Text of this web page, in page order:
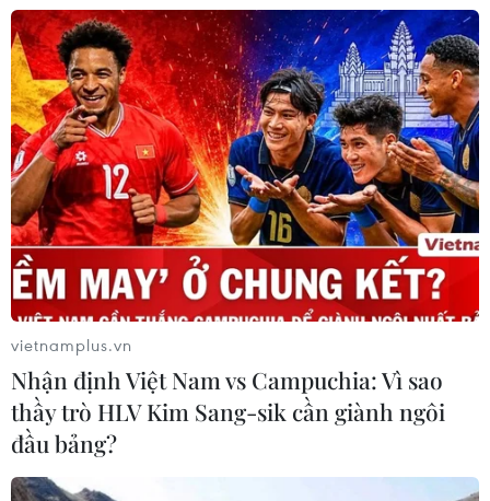
vietnamplus.vn
Nhận định Việt Nam vs Campuchia: Vì sao
thầy trò HLV Kim Sang-sik cần giành ngôi
đầu bảng?